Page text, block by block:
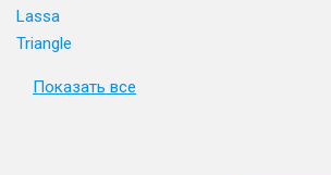
Lassa
Triangle
Показать все